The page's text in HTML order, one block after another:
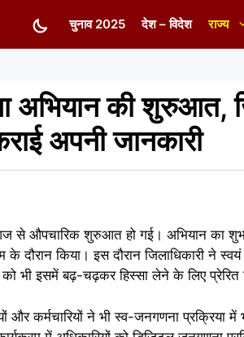
चुनाव 2025 देश – विदेश राज्य
अभियान की शुरुआत,
अपनी जानकारी
औपचारिक शुरुआत हो गई। अभियान का
किया। इस दौरान जिलाधिकारी ने स्वयं
को भी इसमें बढ़-चढ़कर हिस्सा लेने के लिए प्रेरित
और कर्मचारियों ने भी स्व-जनगणना